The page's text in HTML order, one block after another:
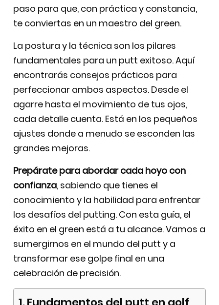
paso para que, con práctica y constancia,
te conviertas en un maestro del green.
La postura y la técnica son los pilares
fundamentales para un putt exitoso. Aquí
encontrarás consejos prácticos para
perfeccionar ambos aspectos. Desde el
agarre hasta el movimiento de tus ojos,
cada detalle cuenta. Está en los pequeños
ajustes donde a menudo se esconden las
grandes mejoras.
Prepárate para abordar cada hoyo con
confianza, sabiendo que tienes el
conocimiento y la habilidad para enfrentar
los desafíos del putting. Con esta guía, el
éxito en el green está a tu alcance. Vamos a
sumergirnos en el mundo del putt y a
transformar ese golpe final en una
celebración de precisión.